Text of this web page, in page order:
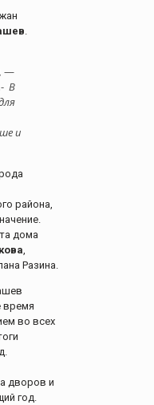
.
—
В
и
района,
дома
,
Разина.
время
во всех
дворов и
год.